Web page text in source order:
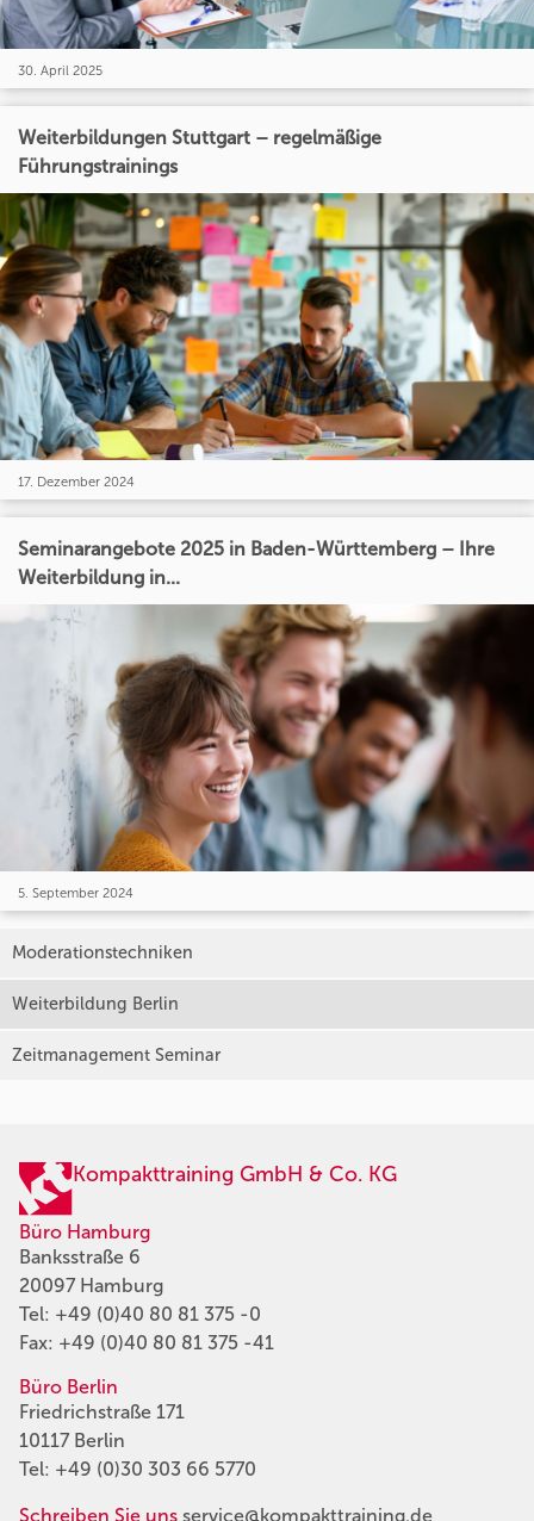
30. April 2025
Weiterbildungen Stuttgart – regelmäßige
Führungstrainings
17. Dezember 2024
Seminarangebote 2025 in Baden-Württemberg – Ihre
Weiterbildung in...
5. September 2024
Moderationstechniken
Weiterbildung Berlin
Zeitmanagement Seminar
Kompakttraining GmbH & Co. KG
Büro Hamburg
Banksstraße 6
20097 Hamburg
Tel: +49 (0)40 80 81 375 -0
Fax: +49 (0)40 80 81 375 -41
Büro Berlin
Friedrichstraße 171
10117 Berlin
Tel: +49 (0)30 303 66 5770
Schreiben Sie uns service@kompakttraining.de